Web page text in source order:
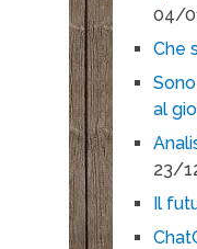
04/
Che
al
23/
Il